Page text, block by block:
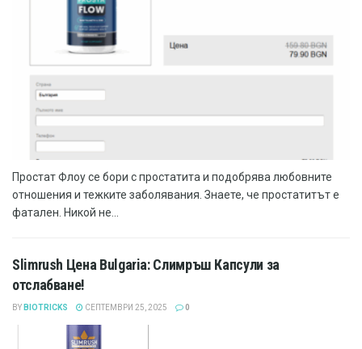
Простат Флоу се бори с простатита и подобрява любовните
отношения и тежките заболявания. Знаете, че простатитът е
фатален. Никой не...
Slimrush Цена Bulgaria: Слимръш Капсули за
отслабване!
BY BIOTRICKS СЕПТЕМВРИ 25, 2025 0